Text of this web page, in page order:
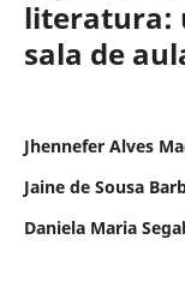
literatura:
sala de
Jhennefer Alves
Jaine de Sousa
Daniela Maria